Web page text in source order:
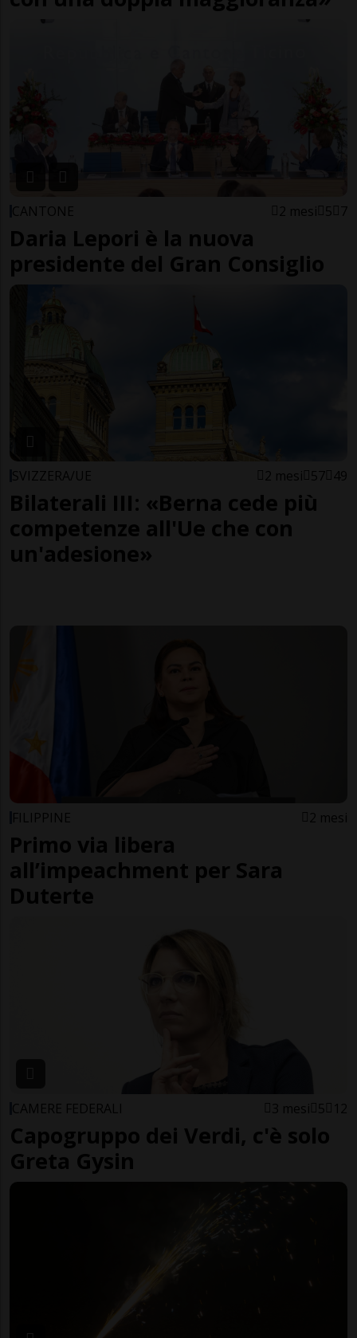
CANTONE 2 mesi 5 7
Daria Lepori è la nuova
presidente del Gran Consiglio
SVIZZERA/UE 2 mesi 57 49
Bilaterali III: «Berna cede più
competenze all'Ue che con
un'adesione»
FILIPPINE 2 mesi
Primo via libera
all’impeachment per Sara
Duterte
CAMERE FEDERALI 3 mesi 5 12
Capogruppo dei Verdi, c'è solo
Greta Gysin